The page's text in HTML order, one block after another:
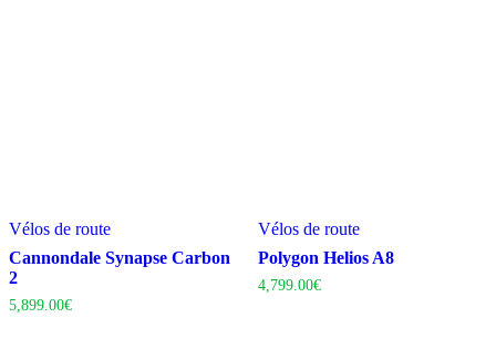
Vélos de route
Cannondale Synapse Carbon
2
5,899.00€
Vélos de route
Polygon Helios A8
4,799.00€